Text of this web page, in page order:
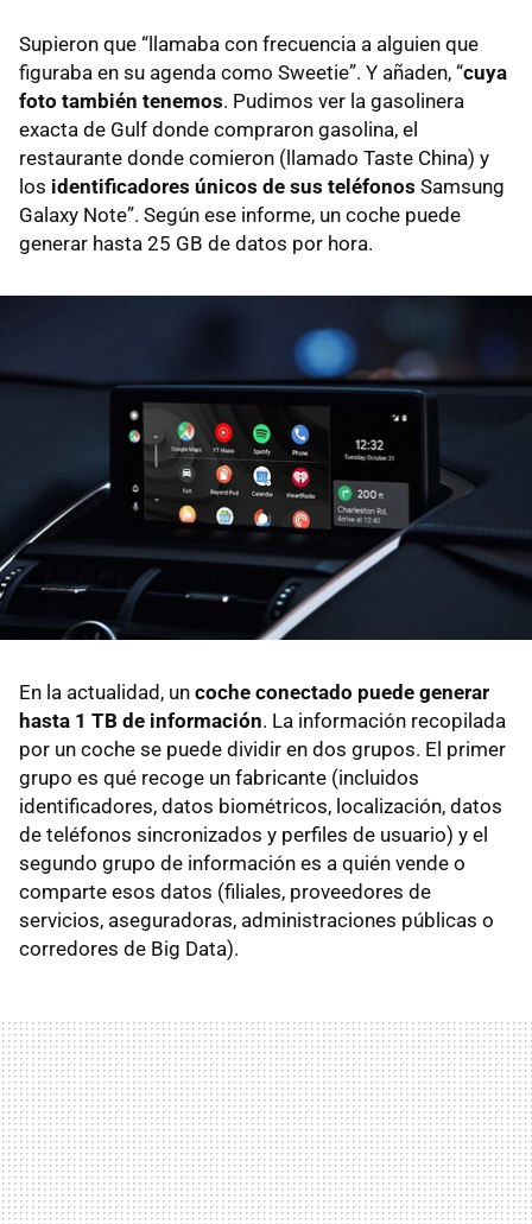
Supieron que “llamaba con frecuencia a alguien que
figuraba en su agenda como Sweetie”. Y añaden, “cuya
foto también tenemos. Pudimos ver la gasolinera
exacta de Gulf donde compraron gasolina, el
restaurante donde comieron (llamado Taste China) y
los identificadores únicos de sus teléfonos Samsung
Galaxy Note”. Según ese informe, un coche puede
generar hasta 25 GB de datos por hora.
En la actualidad, un coche conectado puede generar
hasta 1 TB de información. La información recopilada
por un coche se puede dividir en dos grupos. El primer
grupo es qué recoge un fabricante (incluidos
identificadores, datos biométricos, localización, datos
de teléfonos sincronizados y perfiles de usuario) y el
segundo grupo de información es a quién vende o
comparte esos datos (filiales, proveedores de
servicios, aseguradoras, administraciones públicas o
corredores de Big Data).